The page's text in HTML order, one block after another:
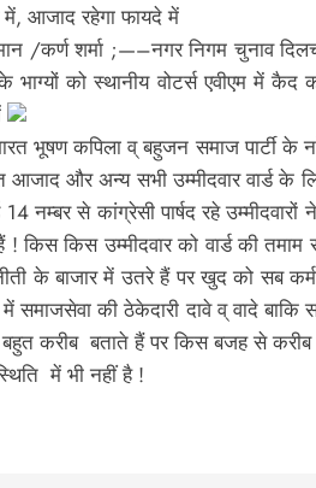
आजाद रहेगा फायदे में
/कर्ण शर्मा ;—–नगर निगम चुनाव
भाग्यों को स्थानीय वोटर्स एवीएम में
भूषण कपिला व् बहुजन समाज पार्टी
आजाद और अन्य सभी उम्मीदवार वार्ड
नम्बर से कांग्रेसी पार्षद रहे
किस किस उम्मीदवार को वार्ड की
के बाजार में उतरे हैं पर खुद को सब
में समाजसेवा की ठेकेदारी दावे व् वादे
करीब बताते हैं पर किस बजह से
में भी नहीं है !